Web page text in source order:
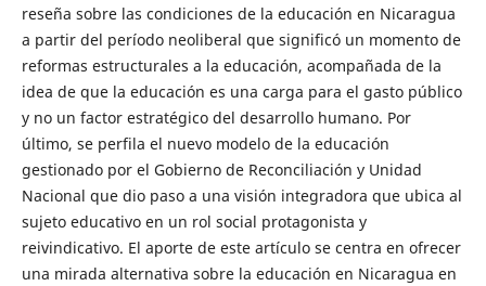
reseña sobre las condiciones de la educación en Nicaragua
a partir del período neoliberal que significó un momento de
reformas estructurales a la educación, acompañada de la
idea de que la educación es una carga para el gasto público
y no un factor estratégico del desarrollo humano. Por
último, se perfila el nuevo modelo de la educación
gestionado por el Gobierno de Reconciliación y Unidad
Nacional que dio paso a una visión integradora que ubica al
sujeto educativo en un rol social protagonista y
reivindicativo. El aporte de este artículo se centra en ofrecer
una mirada alternativa sobre la educación en Nicaragua en